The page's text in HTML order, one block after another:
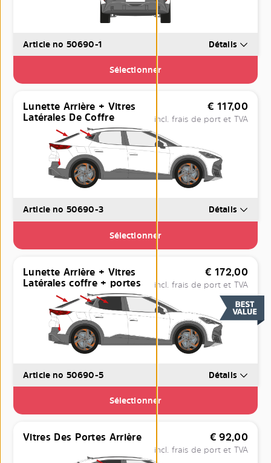
Article no 50690-1 Détails
Sélectionner
Lunette Arrière + Vitres
Latérales De Coffre
€ 117,00
incl. frais de port et TVA
Article no 50690-3 Détails
Sélectionner
Lunette Arrière + Vitres
Latérales coffre + portes
€ 172,00
incl. frais de port et TVA
Article no 50690-5 Détails
Sélectionner
Vitres Des Portes Arrière € 92,00
incl. frais de port et TVA